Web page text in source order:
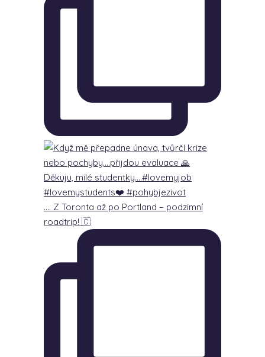
…. Z Toronta až po Portland – podzimní
roadtrip! 🇨